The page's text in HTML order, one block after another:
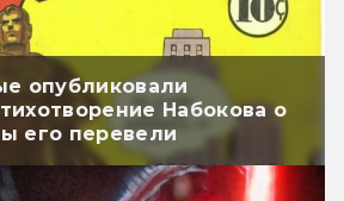
опубликовали
Набокова о
его перевели